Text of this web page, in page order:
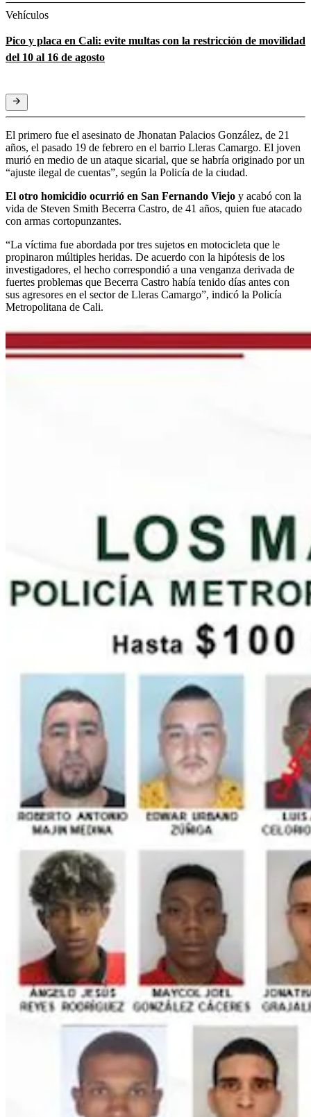
Vehículos
Pico y placa en Cali: evite multas con la restricción de movilidad
del 10 al 16 de agosto
El primero fue el asesinato de Jhonatan Palacios González, de 21
años, el pasado 19 de febrero en el barrio Lleras Camargo. El joven
murió en medio de un ataque sicarial, que se habría originado por un
“ajuste ilegal de cuentas”, según la Policía de la ciudad.
El otro homicidio ocurrió en San Fernando Viejo y acabó con la
vida de Steven Smith Becerra Castro, de 41 años, quien fue atacado
con armas cortopunzantes.
“La víctima fue abordada por tres sujetos en motocicleta que le
propinaron múltiples heridas. De acuerdo con la hipótesis de los
investigadores, el hecho correspondió a una venganza derivada de
fuertes problemas que Becerra Castro había tenido días antes con
sus agresores en el sector de Lleras Camargo”, indicó la Policía
Metropolitana de Cali.